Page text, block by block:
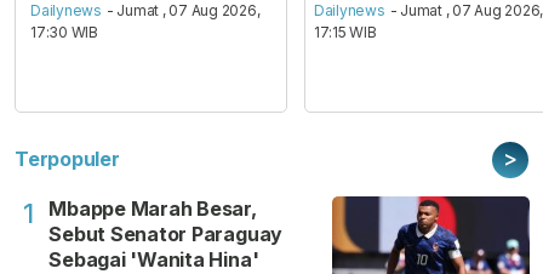
Dailynews - Jumat , 07 Aug 2026,
17:30 WIB
Dailynews - Jumat , 07 Aug 2026,
17:15 WIB
Terpopuler >
1
Mbappe Marah Besar,
Sebut Senator Paraguay
Sebagai 'Wanita Hina'